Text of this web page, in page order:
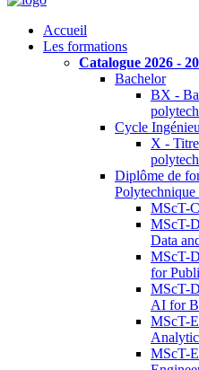
Accueil
Les formations
Catalogue 2026 -
Bachelor
BX -
Cycle
X -
Diplôme de
MScT-
MScT-
Data
MScT-
for
MScT-
AI for
MScT-
MScT-